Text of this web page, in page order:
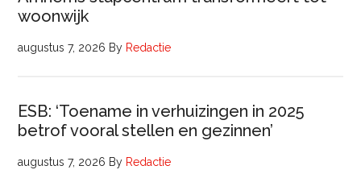
woonwijk
augustus 7, 2026 By Redactie
ESB: ‘Toename in verhuizingen in 2025
betrof vooral stellen en gezinnen’
augustus 7, 2026 By Redactie